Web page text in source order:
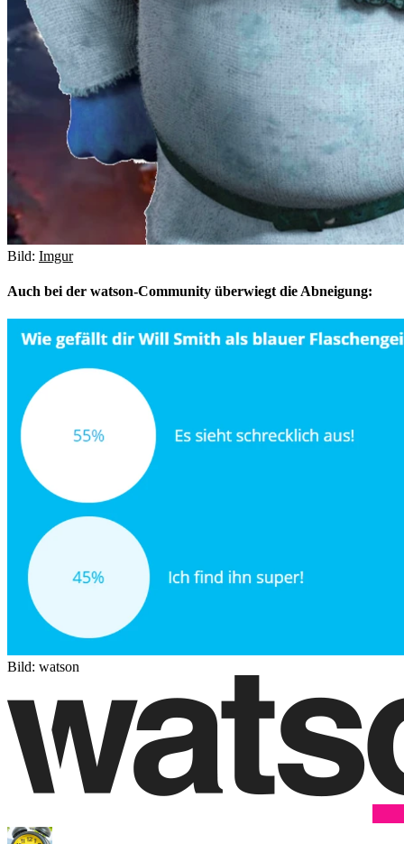
Bild: Imgur
Auch bei der watson-Community überwiegt die Abneigung:
Bild: watson